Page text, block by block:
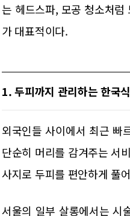
는 헤드스파, 모공 청소처
가 대표적이다.
1. 두피까지 관리하는 한국
외국인들 사이에서 최근 빠
단순히 머리를 감겨주는 서
사지로 두피를 편안하게 풀
서울의 일부 살롱에서는 시